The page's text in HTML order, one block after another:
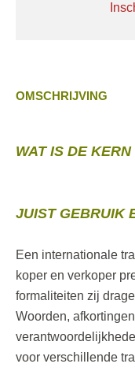
OMSCHRIJVING
WAT IS DE
JUIST GEBRUIK
Een internationale
koper en verkoper
formaliteiten zij
Woorden,
voor verschillende